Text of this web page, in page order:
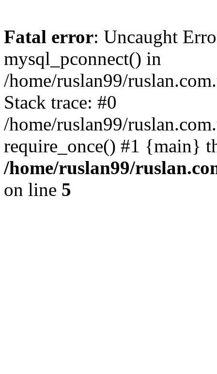
Fatal error: Uncaught
mysql_pconnect() in
/home/ruslan99/
Stack trace: #0
/home/ruslan99/
require_once() #1 {main}
/home/ruslan99/
on line 5